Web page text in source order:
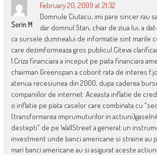
Sorin M
February 20, 2009 at 21:32
Domnule Ciutacu, imi pare sincer rau
dar domnul Stan, chiar de ziua lui, a
ca sursele dumnealui de informatie sint marile
care dezimformeaza gros publicul.Citeva
1.Criza financiara a inceput pe piata financiara
chairman Greenspan a coborit rata de interes
atenua recesiunea din 2000, dupa caderea
companiilor de internet. Aceasta inflatie de
o inflatie pe piata caselor care combinata cu
(transformarea imprumuturilor in
destepti” de pe WallStreet a generat un
investment unde banci americane si straine au
mari banci americane au si asigurat aceste